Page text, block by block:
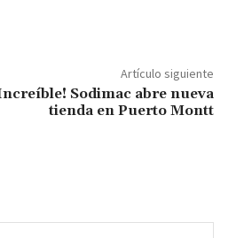
Artículo siguiente
Sodimac abre nueva
tienda en Puerto Montt